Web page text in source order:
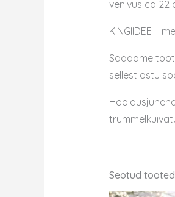
venivus ca 22
KINGIIDEE –
Saadame
sellest ostu
Seotud tooted